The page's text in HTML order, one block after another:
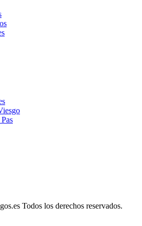
Todos los derechos reservados.